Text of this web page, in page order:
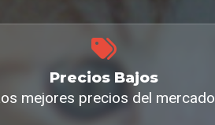
Precios Bajos
mejores precios del mercado